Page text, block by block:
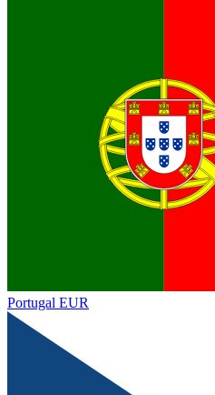
Portugal EUR